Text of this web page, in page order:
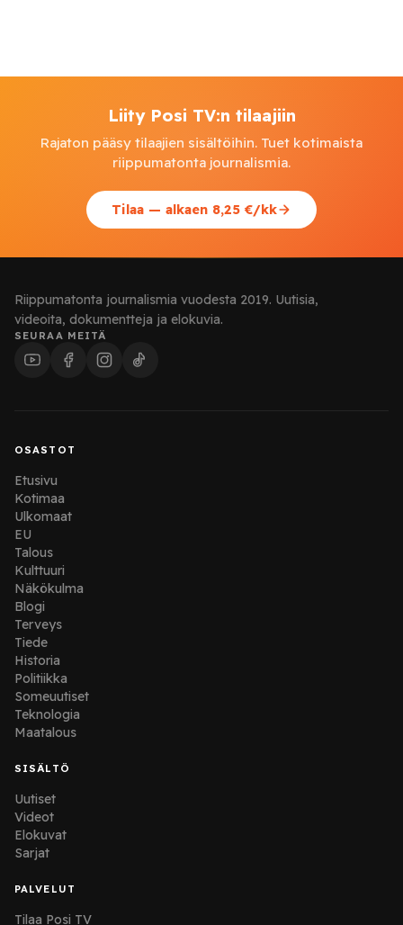
Liity Posi TV:n tilaajiin
Rajaton pääsy tilaajien sisältöihin. Tuet kotimaista
riippumatonta journalismia.
Tilaa — alkaen 8,25 €/kk
Riippumatonta journalismia vuodesta 2019. Uutisia,
videoita, dokumentteja ja elokuvia.
SEURAA MEITÄ
OSASTOT
Etusivu
Kotimaa
Ulkomaat
EU
Talous
Kulttuuri
Näkökulma
Blogi
Terveys
Tiede
Historia
Politiikka
Someuutiset
Teknologia
Maatalous
SISÄLTÖ
Uutiset
Videot
Elokuvat
Sarjat
PALVELUT
Tilaa Posi TV